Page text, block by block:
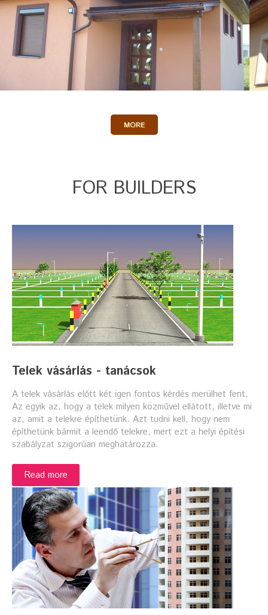
Kulcsrakész ház
galéria
MORE
FOR BUILDERS
Telek vásárlás - tanácsok
A telek vásárlás előtt két igen fontos kérdés merülhet fent.
Az egyik az, hogy a telek milyen közművel ellátott, illetve mi
az, amit a telekre építhetünk. Azt tudni kell, hogy nem
építhetünk bármit a leendő telekre, mert ezt a helyi építési
szabályzat szigorúan meghatározza.
Read more